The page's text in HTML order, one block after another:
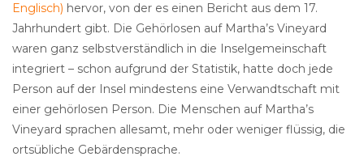
Englisch) hervor, von der es einen Bericht aus dem 17.
Jahrhundert gibt. Die Gehörlosen auf Martha’s Vineyard
waren ganz selbstverständlich in die Inselgemeinschaft
integriert – schon aufgrund der Statistik, hatte doch jede
Person auf der Insel mindestens eine Verwandtschaft mit
einer gehörlosen Person. Die Menschen auf Martha’s
Vineyard sprachen allesamt, mehr oder weniger flüssig, die
ortsübliche Gebärdensprache.